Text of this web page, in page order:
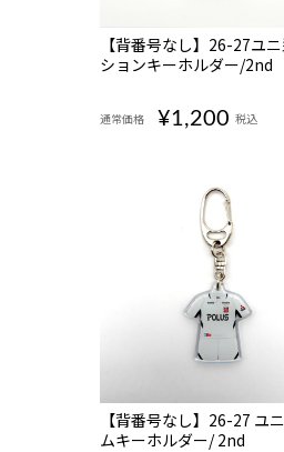
NEW
【背番号なし】26-27ユ
ションキーホルダー/2nd
通常価格 ¥1,200 税込
【背番号なし】26-27ユ
NEW
【背番号なし】26-27 ユ
ムキーホルダー/ 2nd